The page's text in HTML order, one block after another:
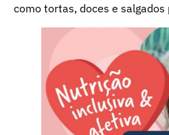
como tortas, doces e salgados